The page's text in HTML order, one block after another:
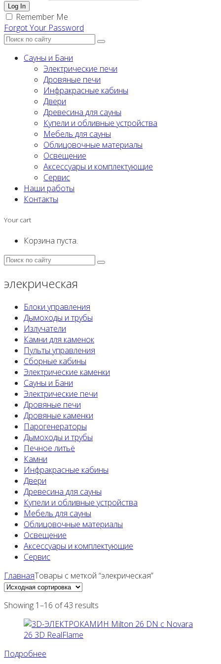
Log In
Remember Me
Forgot Your Password
Сауны и Бани
Электрические печи
Дровяные печи
Инфракрасные кабины
Двери
Древесина для сауны
Купели и обливные устройства
Мебель для сауны
Облицовочные материалы
Освещение
Аксессуары и комплектующие
Сервис
Наши работы
Контакты
Your cart
Корзина пуста.
элекрическая
Блоки управления
Дымоходы и трубы
Излучатели
Камни для каменок
Пульты управления
Сборные кабины
Электрические каменки
Сауны и Бани
Электрические печи
Дровяные печи
Дровяные каменки
Парогенераторы
Дымоходы и трубы
Печное литьё
Камни
Инфракрасные кабины
Двери
Древесина для сауны
Купели и обливные устройства
Мебель для сауны
Облицовочные материалы
Освещение
Аксессуары и комплектующие
Сервис
ГлавнаяТовары с меткой “элекрическая”
Showing 1–16 of 43 results
Подробнее